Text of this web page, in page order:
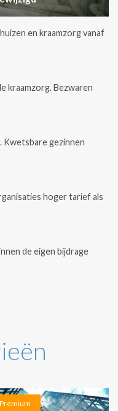
en kraamzorg vanaf
kraamzorg. Bezwaren
Kwetsbare gezinnen
hoger tarief als
de eigen bijdrage
Premium